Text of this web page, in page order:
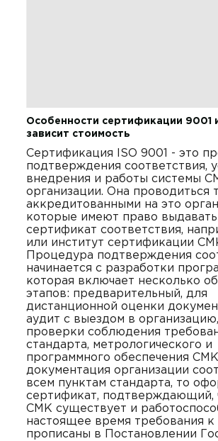
Особенности сертификации 9001
зависит стоимость
Сертификация ISO 9001 - это
подтверждения соответствия,
внедрения и работы системы
организации. Она проводиться
аккредитованными на это
которые имеют право выдавать
сертификат соответствия,
или институт сертификации
Процедура подтверждения
начинается с разработки
которая включает несколько
этапов: предварительный, для
дистанционной оценки
аудит с выездом в
проверки соблюдения
стандарта, метрологического и
программного обеспечения
документация организации
всем пунктам стандарта, то
сертификат, подтверждающий,
СМК существует и
настоящее время требования к
прописаны в Постановлении